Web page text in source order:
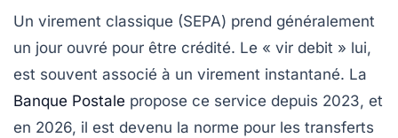
Un virement classique (SEPA) prend généralement
un jour ouvré pour être crédité. Le « vir debit » lui,
est souvent associé à un virement instantané. La
Banque Postale propose ce service depuis 2023, et
en 2026, il est devenu la norme pour les transferts